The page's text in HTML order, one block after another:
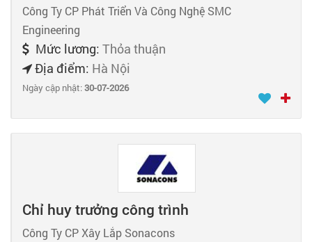
Công Ty CP Phát Triển Và Công Nghệ SMC
Engineering
Mức lương: Thỏa thuận
Địa điểm: Hà Nội
Ngày cập nhật:30-07-2026
Chỉ huy trưởng công trình
Công Ty CP Xây Lắp Sonacons